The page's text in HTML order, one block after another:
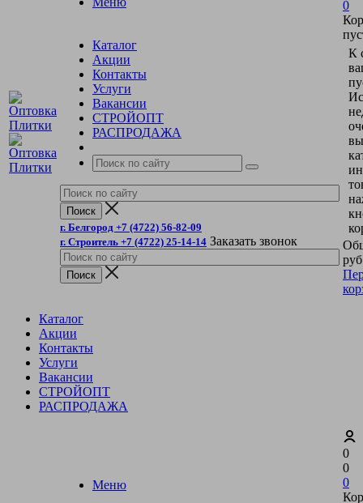
Каталог
Акции
Контакты
Услуги
Вакансии
СТРОЙОПТ
РАСПРОДАЖА
г. Белгород +7 (4722) 56-82-09
г. Строитель +7 (4722) 25-14-14 Заказать звонок
0
К
Каталог
Акции
Контакты
Услуги
Вакансии
СТРОЙОПТ
РАСПРОДАЖА
Меню
0
0
0